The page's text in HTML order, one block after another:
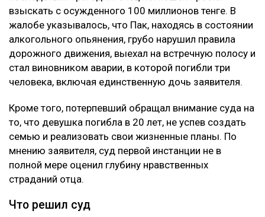
взыскать с осужденного 100 миллионов тенге. В
жалобе указывалось, что Пак, находясь в состоянии
алкогольного опьянения, грубо нарушил правила
дорожного движения, выехал на встречную полосу и
стал виновником аварии, в которой погибли три
человека, включая единственную дочь заявителя.
Кроме того, потерпевший обращал внимание суда на
то, что девушка погибла в 20 лет, не успев создать
семью и реализовать свои жизненные планы. По
мнению заявителя, суд первой инстанции не в
полной мере оценил глубину нравственных
страданий отца.
Что решил суд